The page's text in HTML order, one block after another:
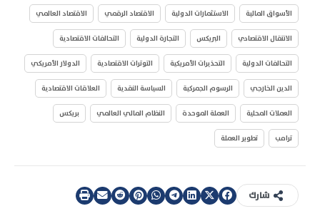
الأسواق المالية الاستثمارات الدولية الاقتصاد الرقمي الاقتصاد العالمي
الانتقال الاقتصادي البريكس التجارة الدولية التحالفات الاقتصادية
التحالفات الدولية التحذيرات الأمريكية التوترات الاقتصادية الدولار الأمريكي
الدين الخارجي الرسوم الجمركية السياسة النقدية العلاقات الاقتصادية
العملات المحلية العملة الموحدة النظام المالي العالمي بريكس
ترامب تطوير العملة
شارك